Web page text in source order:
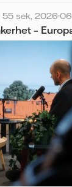
sek, 2026-
–